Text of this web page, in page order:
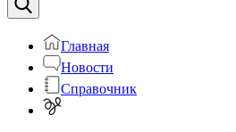
Главная
Новости
Справочник